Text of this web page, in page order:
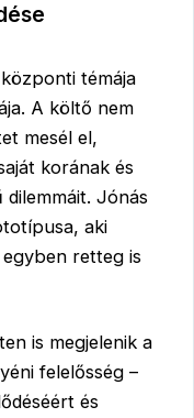
témája
A költő nem
mesél el,
korának és
Jónás
aki
retteg is
is megjelenik a
felelősség –
és